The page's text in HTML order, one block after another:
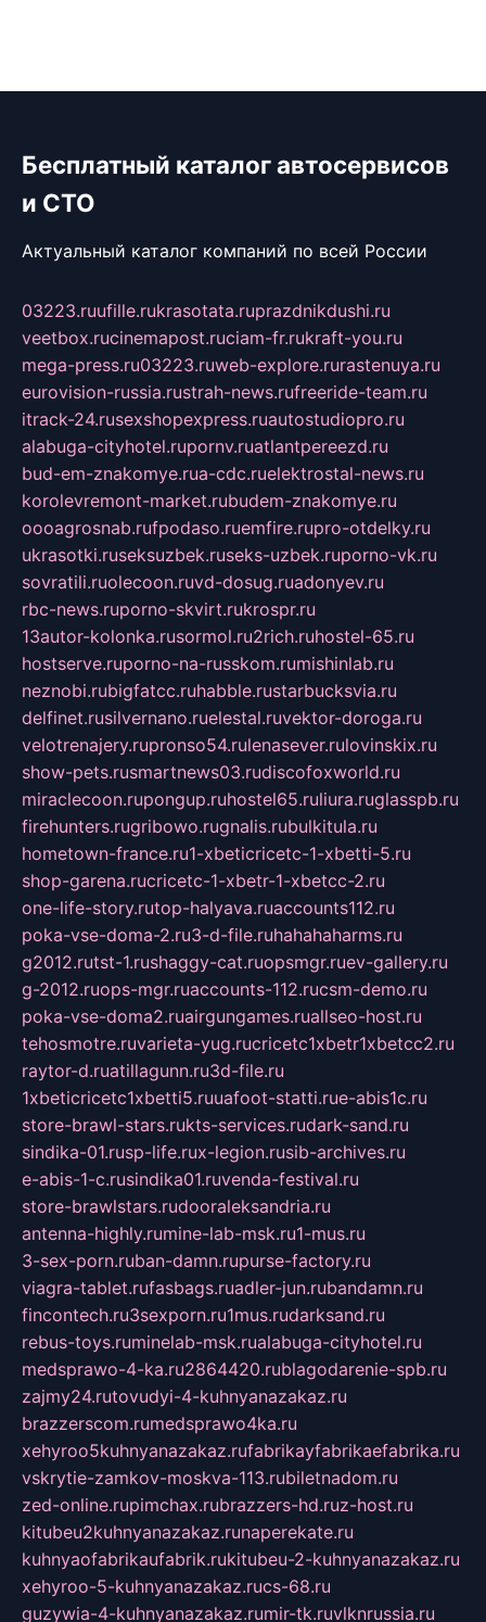
Бесплатный каталог автосервисов
и СТО
Актуальный каталог компаний по всей России
03223.ruufille.rukrasotata.ruprazdnikdushi.ru
veetbox.rucinemapost.ruciam-fr.rukraft-you.ru
mega-press.ru03223.ruweb-explore.rurastenuya.ru
eurovision-russia.rustrah-news.rufreeride-team.ru
itrack-24.rusexshopexpress.ruautostudiopro.ru
alabuga-cityhotel.rupornv.ruatlantpereezd.ru
bud-em-znakomye.rua-cdc.ruelektrostal-news.ru
korolevremont-market.rubudem-znakomye.ru
oooagrosnab.rufpodaso.ruemfire.rupro-otdelky.ru
ukrasotki.ruseksuzbek.ruseks-uzbek.ruporno-vk.ru
sovratili.ruolecoon.ruvd-dosug.ruadonyev.ru
rbc-news.ruporno-skvirt.rukrospr.ru
13autor-kolonka.rusormol.ru2rich.ruhostel-65.ru
hostserve.ruporno-na-russkom.rumishinlab.ru
neznobi.rubigfatcc.ruhabble.rustarbucksvia.ru
delfinet.rusilvernano.ruelestal.ruvektor-doroga.ru
velotrenajery.rupronso54.rulenasever.rulovinskix.ru
show-pets.rusmartnews03.rudiscofoxworld.ru
miraclecoon.rupongup.ruhostel65.ruliura.ruglasspb.ru
firehunters.rugribowo.rugnalis.rubulkitula.ru
hometown-france.ru1-xbeticricetc-1-xbetti-5.ru
shop-garena.rucricetc-1-xbetr-1-xbetcc-2.ru
one-life-story.rutop-halyava.ruaccounts112.ru
poka-vse-doma-2.ru3-d-file.ruhahahaharms.ru
g2012.rutst-1.rushaggy-cat.ruopsmgr.ruev-gallery.ru
g-2012.ruops-mgr.ruaccounts-112.rucsm-demo.ru
poka-vse-doma2.ruairgungames.ruallseo-host.ru
tehosmotre.ruvarieta-yug.rucricetc1xbetr1xbetcc2.ru
raytor-d.ruatillagunn.ru3d-file.ru
1xbeticricetc1xbetti5.ruuafoot-statti.rue-abis1c.ru
store-brawl-stars.rukts-services.rudark-sand.ru
sindika-01.rusp-life.rux-legion.rusib-archives.ru
e-abis-1-c.rusindika01.ruvenda-festival.ru
store-brawlstars.rudooraleksandria.ru
antenna-highly.rumine-lab-msk.ru1-mus.ru
3-sex-porn.ruban-damn.rupurse-factory.ru
viagra-tablet.rufasbags.ruadler-jun.rubandamn.ru
fincontech.ru3sexporn.ru1mus.rudarksand.ru
rebus-toys.ruminelab-msk.rualabuga-cityhotel.ru
medsprawo-4-ka.ru2864420.rublagodarenie-spb.ru
zajmy24.rutovudyi-4-kuhnyanazakaz.ru
brazzerscom.rumedsprawo4ka.ru
xehyroo5kuhnyanazakaz.rufabrikayfabrikaefabrika.ru
vskrytie-zamkov-moskva-113.rubiletnadom.ru
zed-online.rupimchax.rubrazzers-hd.ruz-host.ru
kitubeu2kuhnyanazakaz.runaperekate.ru
kuhnyaofabrikaufabrik.rukitubeu-2-kuhnyanazakaz.ru
xehyroo-5-kuhnyanazakaz.rucs-68.ru
guzywia-4-kuhnyanazakaz.rumir-tk.ruvlknrussia.ru